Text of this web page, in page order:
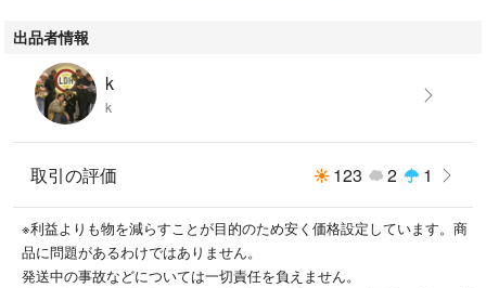
出品者情報
k
k
取引の評価 123 2 1
※利益よりも物を減らすことが目的のため安く価格設定しています。商
品に問題があるわけではありません。
発送中の事故などについては一切責任を負えません。